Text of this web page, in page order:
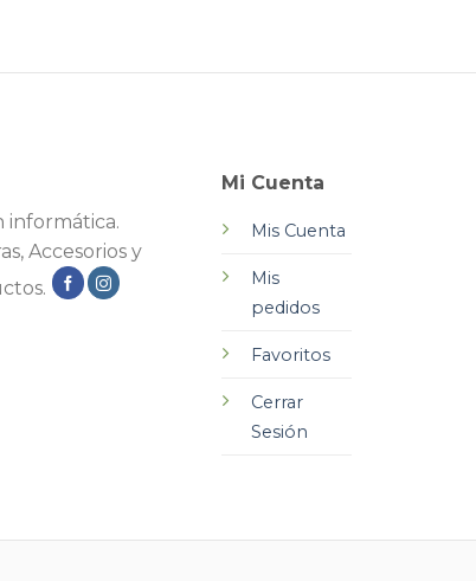
informática.
Accesorios y
Mi Cuenta
Mis Cuenta
Mis
pedidos
Favoritos
Cerrar
Sesión